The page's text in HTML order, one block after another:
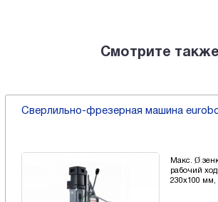
Смотрите также
Cверлильно-фрезерная машина
Макс. Ø
рабочий
230х100 мм,